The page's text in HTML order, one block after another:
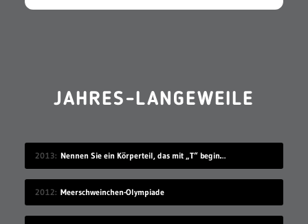
JAHRES-LANGEWEILE
2013 Nennen Sie ein Körperteil, das mit „T“ beginnt
2012 Meerschweinchen-Olympiade